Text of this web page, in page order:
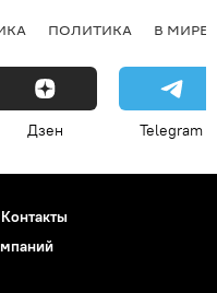
ПОЛИТИКА В МИРЕ
Дзен Telegram
Контакты